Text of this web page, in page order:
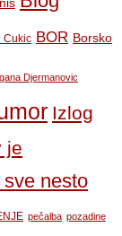
Cukic BOR Borsko
Djermanovic
Izlog
je
nesto
pečalba pozadine